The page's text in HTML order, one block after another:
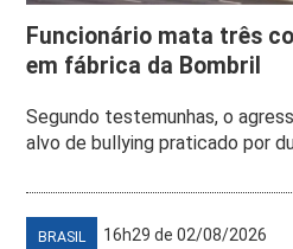
Funcionário mata três
em fábrica da Bombril
Segundo testemunhas, o
alvo de bullying praticado por
BRASIL 16h29 de 02/08/2026